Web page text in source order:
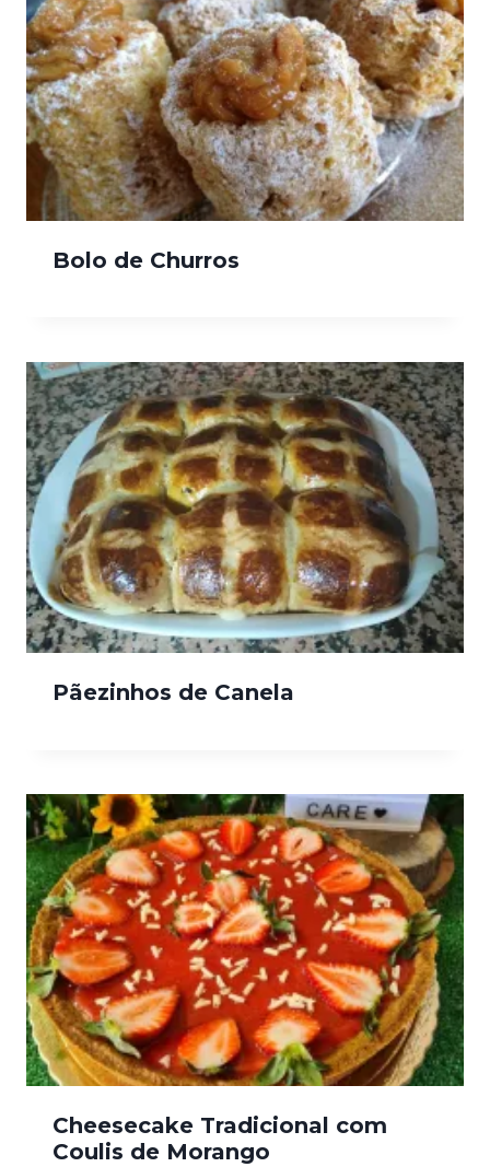
Bolo de Churros
Pãezinhos de Canela
Cheesecake Tradicional com
Coulis de Morango